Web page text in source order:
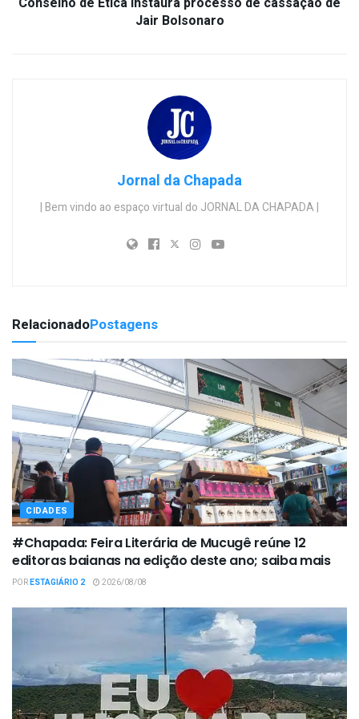
Jair Bolsonaro
Jornal da Chapada
| Bem vindo ao espaço virtual do JORNAL DA CHAPADA |
RelacionadoPostagens
CIDADES
#Chapada: Feira Literária de Mucugê reúne 12
editoras baianas na edição deste ano; saiba mais
PORESTAGIÁRIO 2 2026/08/08